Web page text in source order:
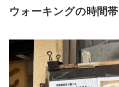
ウォーキングの時間